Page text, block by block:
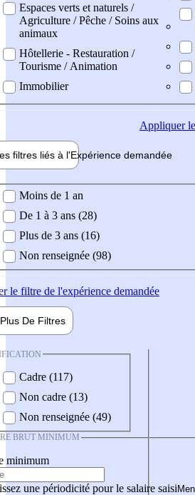
Espaces verts et naturels /
Agriculture / Pêche / Soins aux
animaux
Hôtellerie - Restauration /
Tourisme / Animation
Immobilier
Appliquer
filtres liés à l'Expérience demandée
demandée
Moins de 1 an
De 1 à 3 ans (28)
Plus de 3 ans (16)
Non renseignée (98)
le filtre de l'expérience demandée
Plus De Filtres
Cadre (117)
Non cadre (13)
Non renseignée (49)
BRUT MINIMUM
minimum
une périodicité pour le salaire saisi